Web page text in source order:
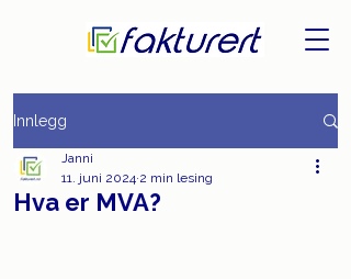
Innlegg
Hva er MVA?
Janni
11. juni 2024 2 min lesing